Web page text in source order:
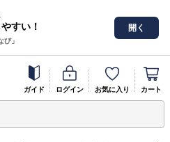
すい！
」
開く
ガイド ログイン お気に入り カート